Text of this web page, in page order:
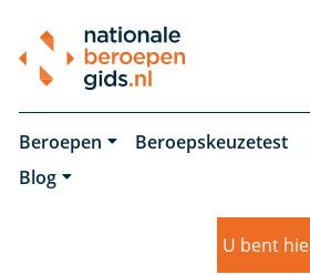
Beroepen Beroepskeuzetest
Blog
U bent